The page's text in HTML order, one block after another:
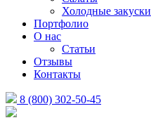
Холодные закуски
Портфолио
О нас
Статьи
Отзывы
Контакты
8 (800) 302-50-45